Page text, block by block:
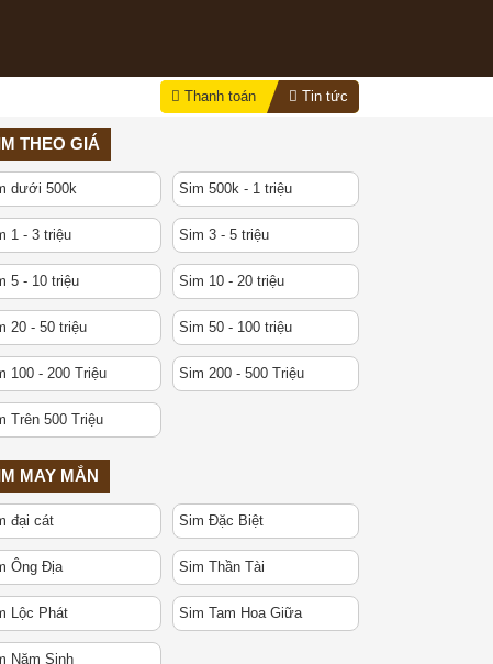
Thanh toán Tin tức
THEO GIÁ
dưới 500k Sim 500k - 1 triệu
1 - 3 triệu Sim 3 - 5 triệu
5 - 10 triệu Sim 10 - 20 triệu
20 - 50 triệu Sim 50 - 100 triệu
100 - 200 Triệu Sim 200 - 500 Triệu
Trên 500 Triệu
MAY MẮN
đại cát Sim Đặc Biệt
Ông Địa Sim Thần Tài
Lộc Phát Sim Tam Hoa Giữa
Năm Sinh